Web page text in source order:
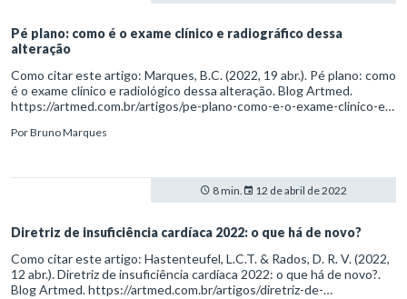
Pé plano: como é o exame clínico e radiográfico dessa
alteração
Como citar este artigo: Marques, B.C. (2022, 19 abr.). Pé plano: como
é o exame clínico e radiológico dessa alteração. Blog Artmed.
https://artmed.com.br/artigos/pe-plano-como-e-o-exame-clinico-e-
PorBruno Marques
8 min. 12 de abril de 2022
Diretriz de insuficiência cardíaca 2022: o que há de novo?
Como citar este artigo: Hastenteufel, L.C.T. & Rados, D. R. V. (2022,
12 abr.). Diretriz de insuficiência cardíaca 2022: o que há de novo?.
Blog Artmed. https://artmed.com.br/artigos/diretriz-de-